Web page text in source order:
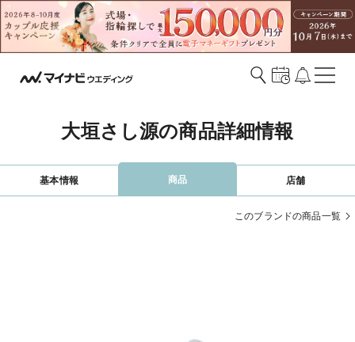
大垣さし源の商品詳細情報
基本情報 商品 店舗
このブランドの商品一覧